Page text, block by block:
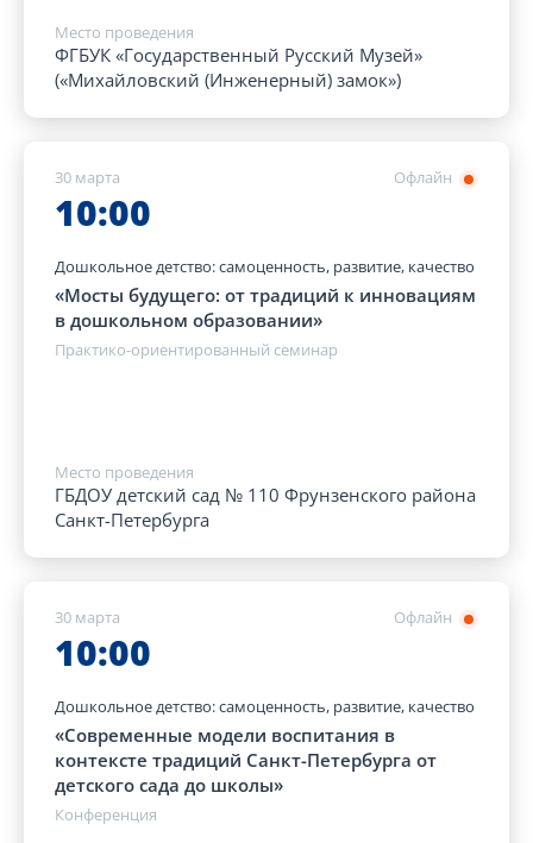
Место проведения
ФГБУК «Государственный Русский Музей»
(«Михайловский (Инженерный) замок»)
Офлайн
30 марта
10:00
Дошкольное детство: самоценность, развитие, качество
«Мосты будущего: от традиций к инновациям
в дошкольном образовании»
Практико-ориентированный семинар
Место проведения
ГБДОУ детский сад № 110 Фрунзенского района
Санкт-Петербурга
Офлайн
30 марта
10:00
Дошкольное детство: самоценность, развитие, качество
«Современные модели воспитания в
контексте традиций Санкт-Петербурга от
детского сада до школы»
Конференция